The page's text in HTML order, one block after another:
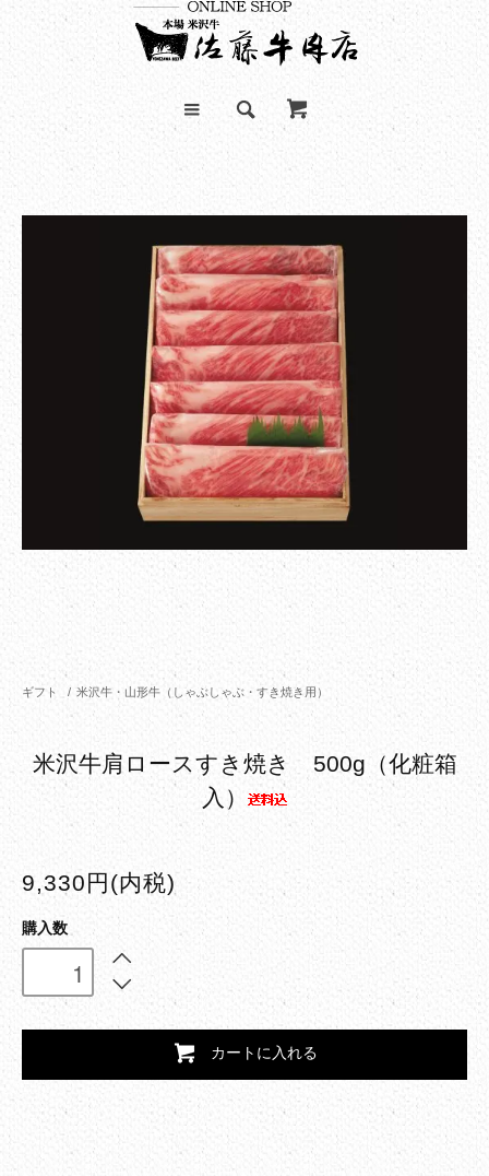
ギフト / 米沢牛・山形牛（しゃぶしゃぶ・すき焼き用）
米沢牛肩ロースすき焼き 500g（化粧箱
入）
9,330円(内税)
購入数
カートに入れる